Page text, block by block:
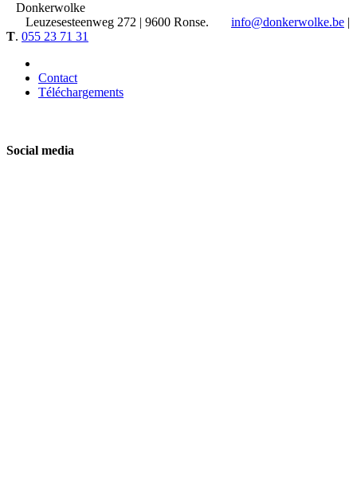
Donkerwolke
Leuzesesteenweg 272 | 9600 Ronse.
info@donkerwolke.be |
T. 055 23 71 31
Contact
Téléchargements
Social media